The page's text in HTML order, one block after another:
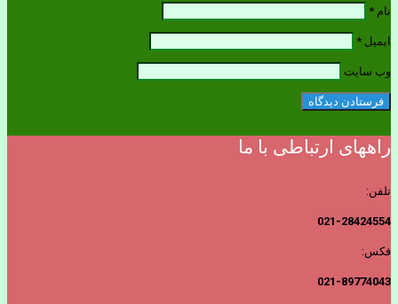
نام *
ایمیل *
وب‌ سایت
راههای ارتباطی با ما
تلفن:
021-28424554
فکس:
021-89774043